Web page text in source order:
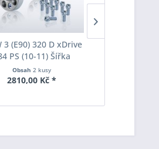
3 (E90) 320 D xDrive
PS (10-11) Šířka
Eibach Pro-Spacer
7-20-010 System7
Obsah2 kusy
2810,00 Kč *